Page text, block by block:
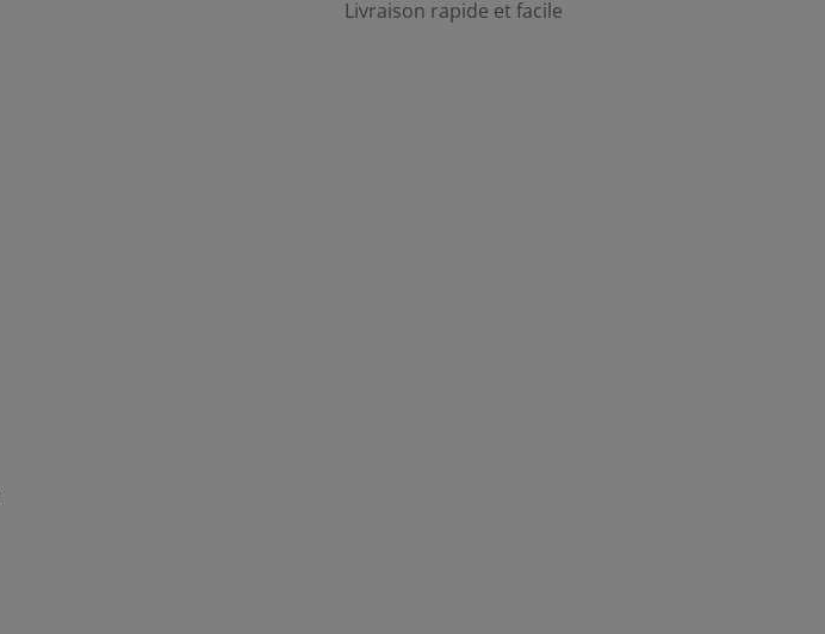
Livraison rapide et facile